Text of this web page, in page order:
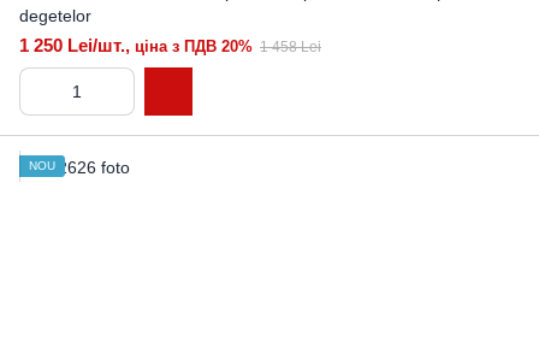
degetelor
1 250 Lei/шт., ціна з ПДВ 20% 1 458 Lei
NOU